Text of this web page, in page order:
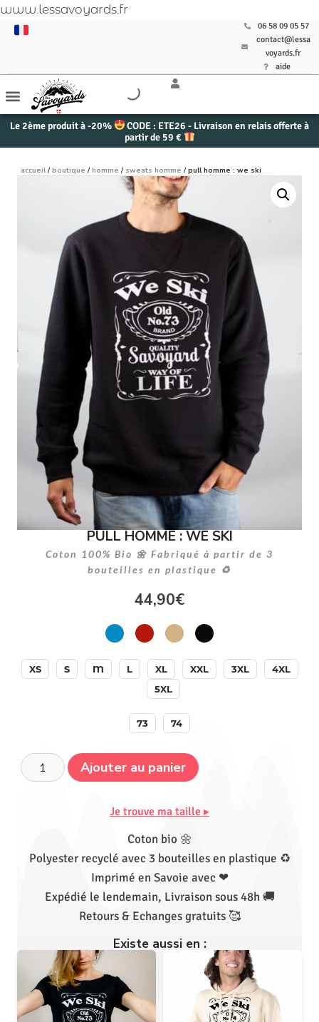
www.lessavoyards.fr
06 58 09 05 57
contact@lessa
voyards.fr
aide
Le 2ème produit à -20%
CODE : ETE26 - Livraison en relais offerte à
partir de 59 €
accueil / boutique / homme / sweats homme / pull homme : we ski
PULL HOMME : WE SKI
Coton 100% Bio 🌼 Fabriqué à partir de 3
bouteilles en plastique ♻
44,90€
XS S M L XL XXL 3XL
4XL
5XL
73 74
Ajouter au panier
Je trouve ma taille ▸
Coton bio 🌼
Polyester recyclé avec 3 bouteilles en plastique ♻
Imprimé en Savoie avec ❤
Expédié le lendemain, Livraison sous 48h 🚚
Retours & Echanges gratuits 🥰
Existe aussi en :